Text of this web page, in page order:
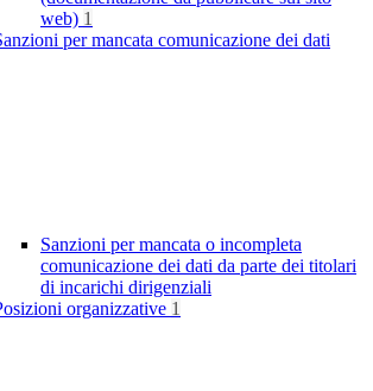
web) 1
per mancata comunicazione dei dati
Sanzioni per mancata o incompleta
comunicazione dei dati da parte dei titolari
di incarichi dirigenziali
organizzative 1